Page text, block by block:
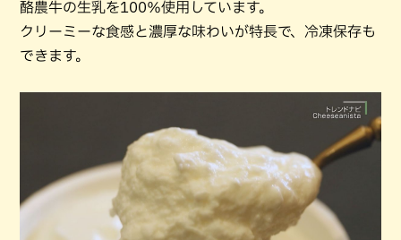
酪農牛の生乳を100％使用しています。
クリーミーな食感と濃厚な味わいが特長で、冷凍保存も
できます。